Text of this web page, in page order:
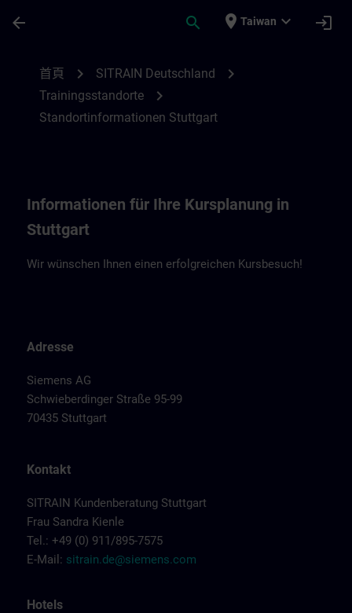
arrow_back search place Taiwan expand_more login
首頁 chevron_right SITRAIN Deutschland chevron_right
Trainingsstandorte chevron_right
Standortinformationen Stuttgart
Informationen für Ihre Kursplanung in
Stuttgart
Wir wünschen Ihnen einen erfolgreichen Kursbesuch!
Adresse
Siemens AG
Schwieberdinger Straße 95-99
70435 Stuttgart
Kontakt
SITRAIN Kundenberatung Stuttgart
Frau Sandra Kienle
Tel.: +49 (0) 911/895-7575
E-Mail: sitrain.de@siemens.com
Hotels